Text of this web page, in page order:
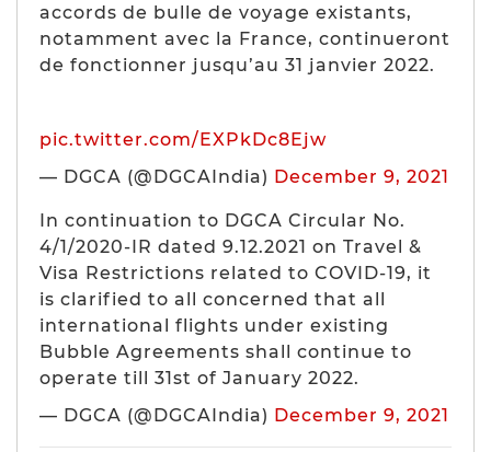
accords de bulle de voyage existants,
notamment avec la France, continueront
de fonctionner jusqu’au 31 janvier 2022.
pic.twitter.com/EXPkDc8Ejw
— DGCA (@DGCAIndia) December 9, 2021
In continuation to DGCA Circular No.
4/1/2020-IR dated 9.12.2021 on Travel &
Visa Restrictions related to COVID-19, it
is clarified to all concerned that all
international flights under existing
Bubble Agreements shall continue to
operate till 31st of January 2022.
— DGCA (@DGCAIndia) December 9, 2021